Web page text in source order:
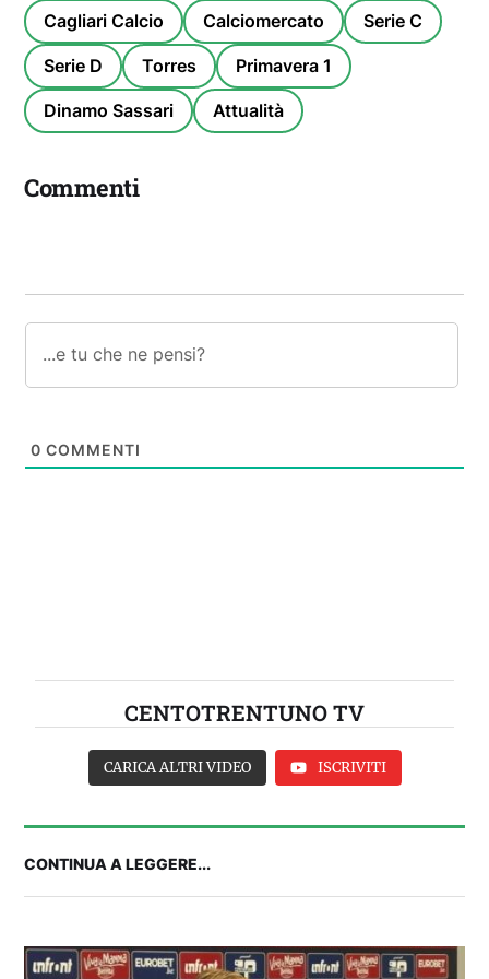
Cagliari Calcio Calciomercato Serie C
Serie D Torres Primavera 1
Dinamo Sassari Attualità
Commenti
0 COMMENTI
CENTOTRENTUNO TV
CARICA ALTRI VIDEO ISCRIVITI
CONTINUA A LEGGERE...